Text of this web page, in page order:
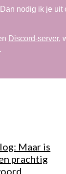
nodig ik je
Discord-server,
Maar is
prachtig